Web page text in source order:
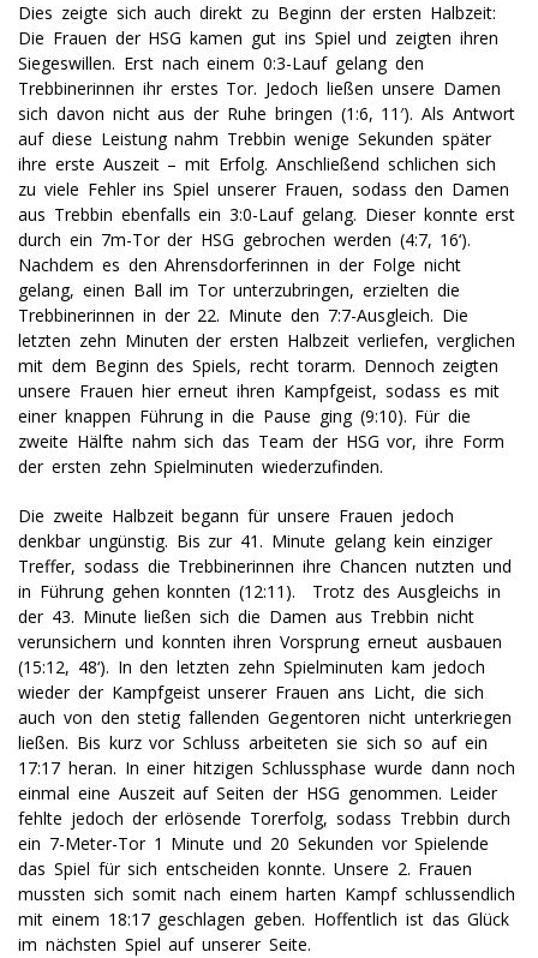
Dies zeigte sich auch direkt zu Beginn der ersten Halbzeit:
Die Frauen der HSG kamen gut ins Spiel und zeigten ihren
Siegeswillen. Erst nach einem 0:3-Lauf gelang den
Trebbinerinnen ihr erstes Tor. Jedoch ließen unsere Damen
sich davon nicht aus der Ruhe bringen (1:6, 11′). Als Antwort
auf diese Leistung nahm Trebbin wenige Sekunden später
ihre erste Auszeit – mit Erfolg. Anschließend schlichen sich
zu viele Fehler ins Spiel unserer Frauen, sodass den Damen
aus Trebbin ebenfalls ein 3:0-Lauf gelang. Dieser konnte erst
durch ein 7m-Tor der HSG gebrochen werden (4:7, 16‘).
Nachdem es den Ahrensdorferinnen in der Folge nicht
gelang, einen Ball im Tor unterzubringen, erzielten die
Trebbinerinnen in der 22. Minute den 7:7-Ausgleich. Die
letzten zehn Minuten der ersten Halbzeit verliefen, verglichen
mit dem Beginn des Spiels, recht torarm. Dennoch zeigten
unsere Frauen hier erneut ihren Kampfgeist, sodass es mit
einer knappen Führung in die Pause ging (9:10). Für die
zweite Hälfte nahm sich das Team der HSG vor, ihre Form
der ersten zehn Spielminuten wiederzufinden.
Die zweite Halbzeit begann für unsere Frauen jedoch
denkbar ungünstig. Bis zur 41. Minute gelang kein einziger
Treffer, sodass die Trebbinerinnen ihre Chancen nutzten und
in Führung gehen konnten (12:11). Trotz des Ausgleichs in
der 43. Minute ließen sich die Damen aus Trebbin nicht
verunsichern und konnten ihren Vorsprung erneut ausbauen
(15:12, 48‘). In den letzten zehn Spielminuten kam jedoch
wieder der Kampfgeist unserer Frauen ans Licht, die sich
auch von den stetig fallenden Gegentoren nicht unterkriegen
ließen. Bis kurz vor Schluss arbeiteten sie sich so auf ein
17:17 heran. In einer hitzigen Schlussphase wurde dann noch
einmal eine Auszeit auf Seiten der HSG genommen. Leider
fehlte jedoch der erlösende Torerfolg, sodass Trebbin durch
ein 7-Meter-Tor 1 Minute und 20 Sekunden vor Spielende
das Spiel für sich entscheiden konnte. Unsere 2. Frauen
mussten sich somit nach einem harten Kampf schlussendlich
mit einem 18:17 geschlagen geben. Hoffentlich ist das Glück
im nächsten Spiel auf unserer Seite.